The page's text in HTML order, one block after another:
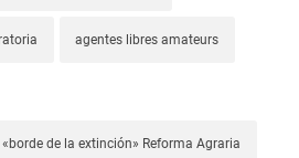
agentes libres amateurs
de la extinción» Reforma Agraria